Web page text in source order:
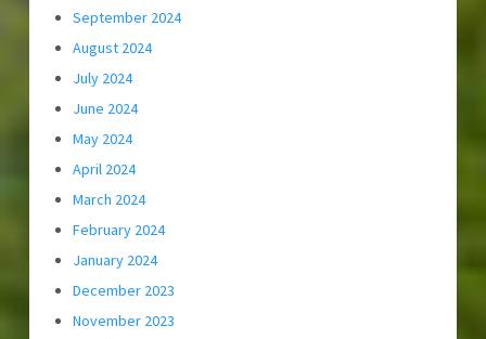
September 2024
August 2024
July 2024
June 2024
May 2024
April 2024
March 2024
February 2024
January 2024
December 2023
November 2023